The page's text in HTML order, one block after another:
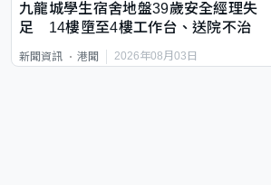
九龍城學生宿舍地盤39歲安全經理失
足 14樓墮至4樓工作台、送院不治
新聞資訊 港聞 2026年08月03日